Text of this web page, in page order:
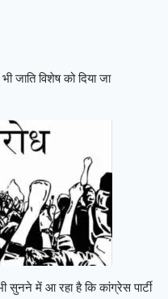
जाति विशेष को दिया जा
सुनने में आ रहा है कि कांग्रेस पार्टी